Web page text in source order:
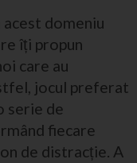
domeniu
îți propun
care au
jocul preferat
serie de
fiecare
de distracție. A